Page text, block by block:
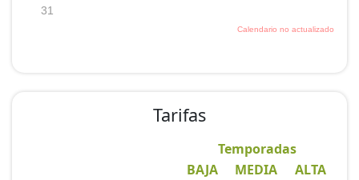
Tarifas
Temporadas
BAJA
MEDIA
ALTA